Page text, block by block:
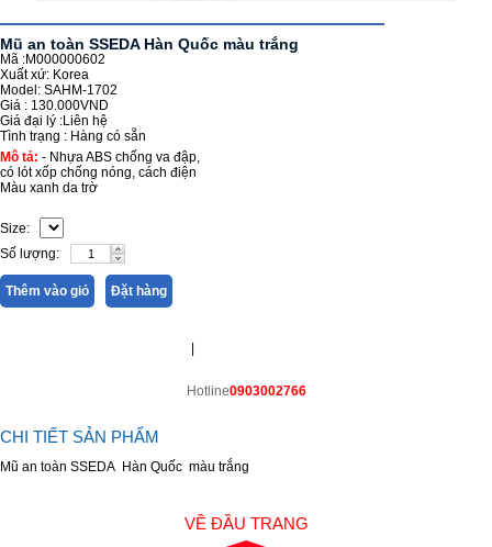
Mũ an toàn SSEDA Hàn Quốc màu trắng
Mã :M000000602
Xuất xứ: Korea
Model: SAHM-1702
Giá : 130.000VND
Giá đại lý :Liên hệ
Tình trạng : Hàng có sẵn
Mô tả: - Nhựa ABS chống va đập,
có lót xốp chống nóng, cách điện
Màu xanh da trờ
Size:
Số lượng:
Thêm vào giỏ Đặt hàng
|
Hotline0903002766
CHI TIẾT SẢN PHẨM
Mũ an toàn SSEDA Hàn Quốc màu trắng
VỀ ĐẦU TRANG